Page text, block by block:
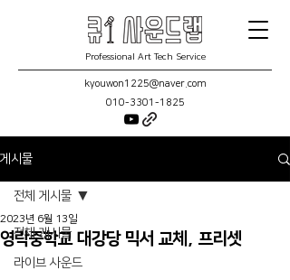
Professional Art Tech Service
kyouwon1225@naver.com
010-3301-1825
게시물
전체 게시물
라이브 사운드
전체 게시물
영락중학교 대강당 믹서 교체, 프리셋
2023년 6월 13일